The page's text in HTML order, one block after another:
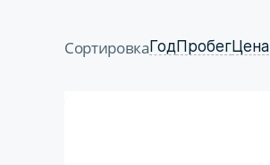
Сортировка ГодПробегЦена